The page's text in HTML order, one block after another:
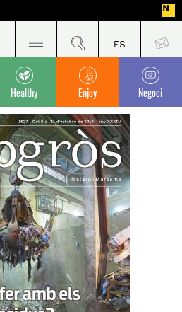
Healthy Enjoy Negoci